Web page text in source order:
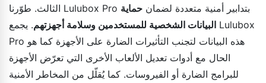
الثالث. طوّرنا Lulubox Pro بتدابير أمنية متعددة لضمان حماية
البيانات الشخصية للمستخدمين وسلامة أجهزتهم. يجمع Lulubox
Pro هذه البيانات لتجنب التأثيرات الضارة على الأجهزة كما هو
الحال مع أدوات تعديل الألعاب الأخرى التي تعرّض الأجهزة
للبرامج الضارة أو الفيروسات. كما يُقلّل من المخاطر الأمنية